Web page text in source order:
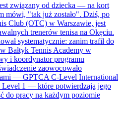
związany od dziecka — na kort
mówi, "tak już zostało". Dziś, po
Club (OTC) w Warszawie, jest
trenerów tenisa na Okęciu.
systematycznie: zanim trafił do
Bałtyk Tennis Academy w
i koordynator programu
zaowocowało
— GPTCA C-Level International
1 — które potwierdzają jego
do pracy na każdym poziomie